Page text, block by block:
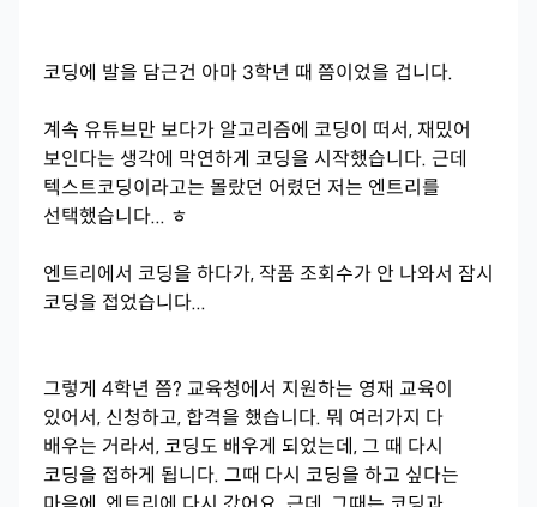
코딩에 발을 담근건 아마 3학년 때 쯤이었을 겁니다.
계속 유튜브만 보다가 알고리즘에 코딩이 떠서, 재밌어
보인다는 생각에 막연하게 코딩을 시작했습니다. 근데
텍스트코딩이라고는 몰랐던 어렸던 저는 엔트리를
선택했습니다... ㅎ
엔트리에서 코딩을 하다가, 작품 조회수가 안 나와서 잠시
코딩을 접었습니다...
그렇게 4학년 쯤? 교육청에서 지원하는 영재 교육이
있어서, 신청하고, 합격을 했습니다. 뭐 여러가지 다
배우는 거라서, 코딩도 배우게 되었는데, 그 때 다시
코딩을 접하게 됩니다. 그때 다시 코딩을 하고 싶다는